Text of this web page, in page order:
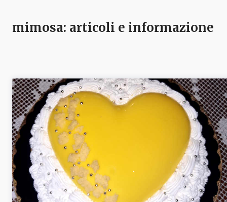
mimosa: articoli e informazione